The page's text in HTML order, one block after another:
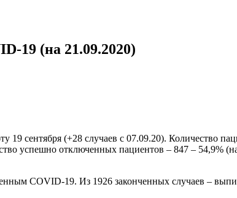
19 (на 21.09.2020)
сентября (+28 случаев с 07.09.20). Количество
успешно отключенных пациентов – 847 – 54,9%
COVID-19. Из 1926 законченных случаев –